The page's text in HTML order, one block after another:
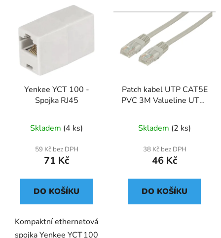
Yenkee YCT 100 -
Spojka RJ45
Skladem (4 ks)
59 Kč bez DPH
71 Kč
DO KOŠÍKU
Kompaktní ethernetová
spojka Yenkee YCT 100
Patch kabel UTP CAT5E
PVC 3M Valueline UTP-
Skladem (2 ks)
38 Kč bez DPH
46 Kč
DO KOŠÍKU